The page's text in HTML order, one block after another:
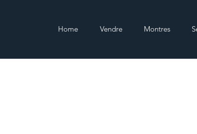
Home Vendre Montres